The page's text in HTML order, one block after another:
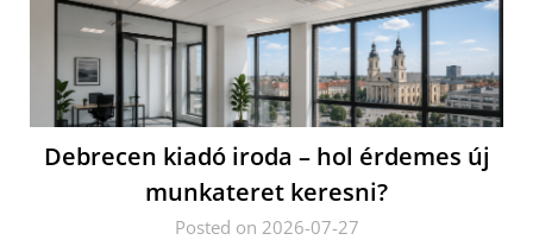
Debrecen kiadó iroda – hol érdemes új
munkateret keresni?
Posted on 2026-07-27